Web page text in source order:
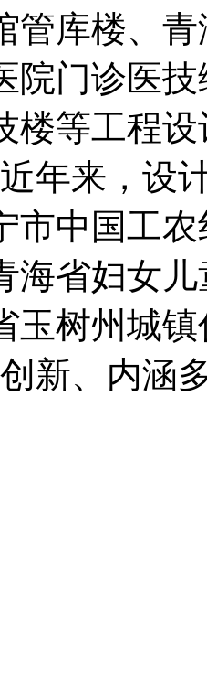
管库楼、
院门诊医
楼等工程
年来，
市中国工
海省妇女
玉树州城
新、内涵